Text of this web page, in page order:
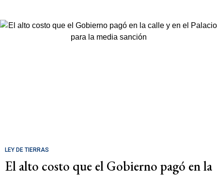
LEY DE TIERRAS
El alto costo que el Gobierno pagó en la